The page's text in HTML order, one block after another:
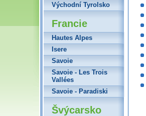
Východní Tyrolsko
Francie
Hautes Alpes
Isere
Savoie
Savoie - Les Trois
Vallées
Savoie - Paradiski
Švýcarsko